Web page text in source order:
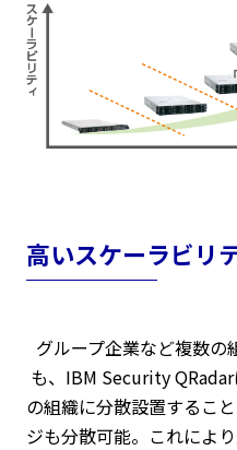
高いスケーラビリ
グループ企業など複数の
も、IBM Security
の組織に分散設置するこ
ジも分散可能。これによ